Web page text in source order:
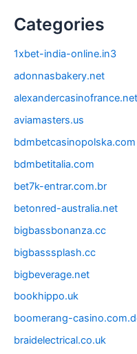
Categories
1xbet-india-online.in3
adonnasbakery.net
alexandercasinofrance.net
aviamasters.us
bdmbetcasinopolska.com
bdmbetitalia.com
bet7k-entrar.com.br
betonred-australia.net
bigbassbonanza.cc
bigbasssplash.cc
bigbeverage.net
bookhippo.uk
boomerang-
braidelectrical.co.uk